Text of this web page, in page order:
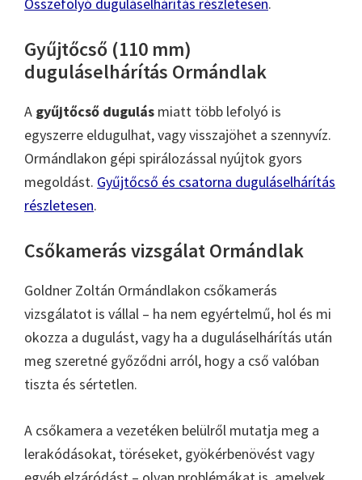
Gyűjtőcső (110 mm)
duguláselhárítás Ormándlak
A gyűjtőcső dugulás miatt több lefolyó is
egyszerre eldugulhat, vagy visszajöhet a szennyvíz.
Ormándlakon gépi spirálozással nyújtok gyors
megoldást. Gyűjtőcső és csatorna duguláselhárítás
részletesen.
Csőkamerás vizsgálat Ormándlak
Goldner Zoltán Ormándlakon csőkamerás
vizsgálatot is vállal – ha nem egyértelmű, hol és mi
okozza a dugulást, vagy ha a duguláselhárítás után
meg szeretné győződni arról, hogy a cső valóban
tiszta és sértetlen.
A csőkamera a vezetéken belülről mutatja meg a
lerakódásokat, töréseket, gyökérbenövést vagy